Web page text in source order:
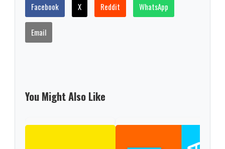
Facebook X Reddit WhatsApp
Email
You Might Also Like